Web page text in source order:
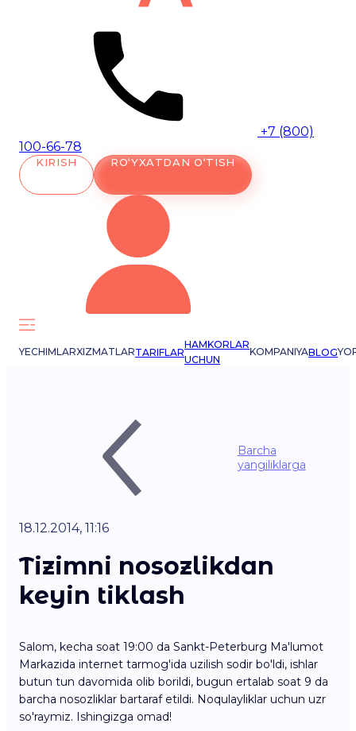
+7 (800)
100-66-78
KIRISH RO‘YXATDAN O‘TISH
YECHIMLARXIZMATLARTARIFLAR
HAMKORLAR
UCHUN
KOMPANIYABLOG
Barcha
yangiliklarga
18.12.2014, 11:16
Tizimni nosozlikdan
keyin tiklash
Salom, kecha soat 19:00 da Sankt-Peterburg Ma'lumot
Markazida internet tarmog'ida uzilish sodir bo'ldi, ishlar
butun tun davomida olib borildi, bugun ertalab soat 9 da
barcha nosozliklar bartaraf etildi. Noqulayliklar uchun uzr
so'raymiz. Ishingizga omad!